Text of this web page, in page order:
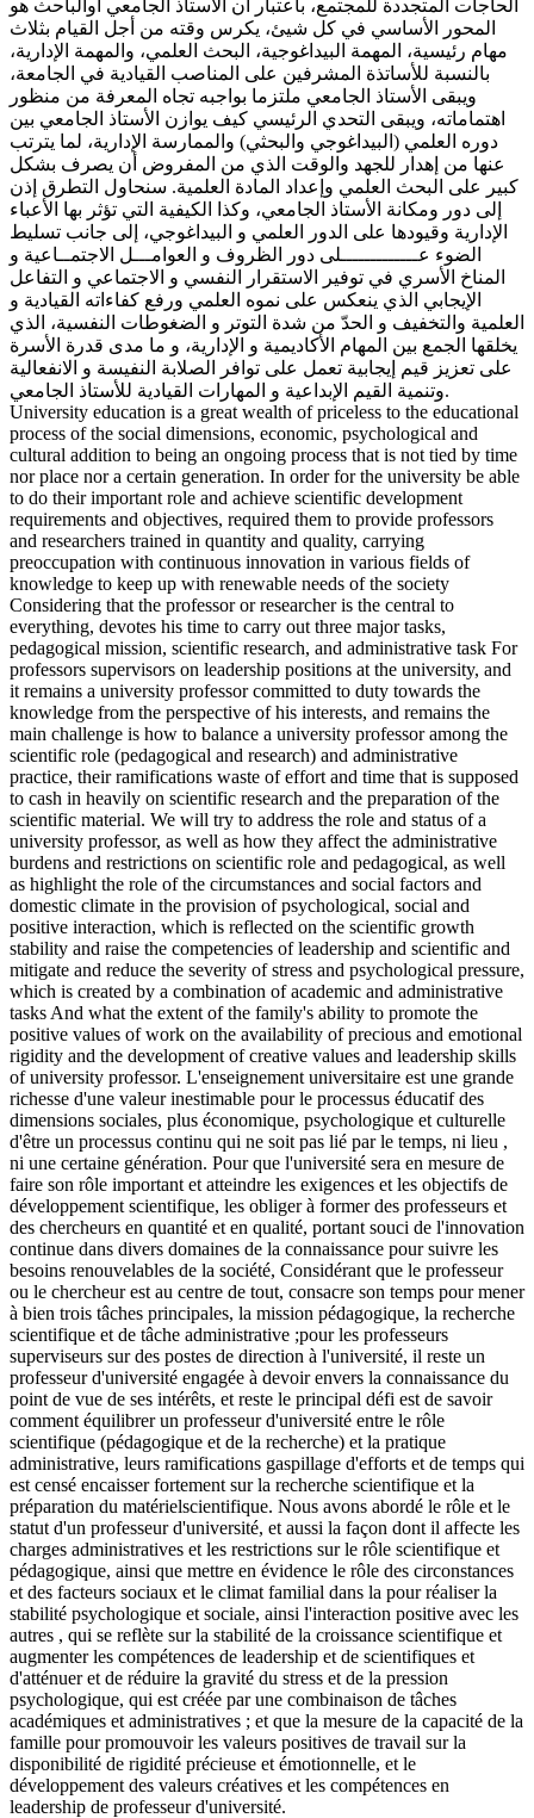
الحاجات المتجددة للمجتمع، باعتبار أن الأستاذ الجامعي أوالباحث هو
المحور الأساسي في كل شيئ، يكرس وقته من أجل القيام بثلاث
مهام رئيسية، المهمة البيداغوجية، البحث العلمي، والمهمة الإدارية،
بالنسبة للأساتذة المشرفين على المناصب القيادية في الجامعة،
ويبقى الأستاذ الجامعي ملتزما بواجبه تجاه المعرفة من منظور
اهتماماته، ويبقى التحدي الرئيسي كيف يوازن الأستاذ الجامعي بين
دوره العلمي (البيداغوجي والبحثي) والممارسة الإدارية، لما يترتب
عنها من إهدار للجهد والوقت الذي من المفروض أن يصرف بشكل
كبير على البحث العلمي وإعداد المادة العلمية. سنحاول التطرق إذن
إلى دور ومكانة الأستاذ الجامعي، وكذا الكيفية التي تؤثر بها الأعباء
الإدارية وقيودها على الدور العلمي و البيداغوجي، إلى جانب تسليط
الضوء عـــــــــــــلى دور الظروف و العوامـــل الاجتمــاعية و
المناخ الأسري في توفير الاستقرار النفسي و الاجتماعي و التفاعل
الإيجابي الذي ينعكس على نموه العلمي ورفع كفاءاته القيادية و
العلمية والتخفيف و الحدّ من شدة التوتر و الضغوطات النفسية، الذي
يخلقها الجمع بين المهام الأكاديمية و الإدارية، و ما مدى قدرة الأسرة
على تعزيز قيم إيجابية تعمل على توافر الصلابة النفيسة و الانفعالية
وتنمية القيم الإبداعية و المهارات القيادية للأستاذ الجامعي.
University education is a great wealth of priceless to the educational
process of the social dimensions, economic, psychological and
cultural addition to being an ongoing process that is not tied by time
nor place nor a certain generation. In order for the university be able
to do their important role and achieve scientific development
requirements and objectives, required them to provide professors
and researchers trained in quantity and quality, carrying
preoccupation with continuous innovation in various fields of
knowledge to keep up with renewable needs of the society
Considering that the professor or researcher is the central to
everything, devotes his time to carry out three major tasks,
pedagogical mission, scientific research, and administrative task For
professors supervisors on leadership positions at the university, and
it remains a university professor committed to duty towards the
knowledge from the perspective of his interests, and remains the
main challenge is how to balance a university professor among the
scientific role (pedagogical and research) and administrative
practice, their ramifications waste of effort and time that is supposed
to cash in heavily on scientific research and the preparation of the
scientific material. We will try to address the role and status of a
university professor, as well as how they affect the administrative
burdens and restrictions on scientific role and pedagogical, as well
as highlight the role of the circumstances and social factors and
domestic climate in the provision of psychological, social and
positive interaction, which is reflected on the scientific growth
stability and raise the competencies of leadership and scientific and
mitigate and reduce the severity of stress and psychological pressure,
which is created by a combination of academic and administrative
tasks And what the extent of the family's ability to promote the
positive values of work on the availability of precious and emotional
rigidity and the development of creative values and leadership skills
of university professor. L'enseignement universitaire est une grande
richesse d'une valeur inestimable pour le processus éducatif des
dimensions sociales, plus économique, psychologique et culturelle
d'être un processus continu qui ne soit pas lié par le temps, ni lieu ,
ni une certaine génération. Pour que l'université sera en mesure de
faire son rôle important et atteindre les exigences et les objectifs de
développement scientifique, les obliger à former des professeurs et
des chercheurs en quantité et en qualité, portant souci de l'innovation
continue dans divers domaines de la connaissance pour suivre les
besoins renouvelables de la société, Considérant que le professeur
ou le chercheur est au centre de tout, consacre son temps pour mener
à bien trois tâches principales, la mission pédagogique, la recherche
scientifique et de tâche administrative ;pour les professeurs
superviseurs sur des postes de direction à l'université, il reste un
professeur d'université engagée à devoir envers la connaissance du
point de vue de ses intérêts, et reste le principal défi est de savoir
comment équilibrer un professeur d'université entre le rôle
scientifique (pédagogique et de la recherche) et la pratique
administrative, leurs ramifications gaspillage d'efforts et de temps qui
est censé encaisser fortement sur la recherche scientifique et la
préparation du matérielscientifique. Nous avons abordé le rôle et le
statut d'un professeur d'université, et aussi la façon dont il affecte les
charges administratives et les restrictions sur le rôle scientifique et
pédagogique, ainsi que mettre en évidence le rôle des circonstances
et des facteurs sociaux et le climat familial dans la pour réaliser la
stabilité psychologique et sociale, ainsi l'interaction positive avec les
autres , qui se reflète sur la stabilité de la croissance scientifique et
augmenter les compétences de leadership et de scientifiques et
d'atténuer et de réduire la gravité du stress et de la pression
psychologique, qui est créée par une combinaison de tâches
académiques et administratives ; et que la mesure de la capacité de la
famille pour promouvoir les valeurs positives de travail sur la
disponibilité de rigidité précieuse et émotionnelle, et le
développement des valeurs créatives et les compétences en
leadership de professeur d'université.